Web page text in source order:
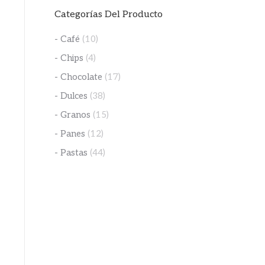
Categorías Del Producto
- Café (10)
- Chips (4)
- Chocolate (17)
- Dulces (38)
- Granos (15)
- Panes (12)
- Pastas (44)